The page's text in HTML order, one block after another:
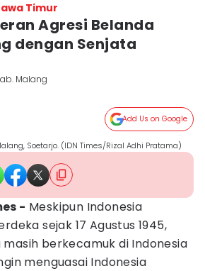
Timur
Agresi Belanda
dengan Senjata
Malang
Add Us on Google
Soetarjo. (IDN Times/Rizal Adhi Pratama)
- Meskipun Indonesia
sejak 17 Agustus 1945,
berkecamuk di Indonesia
menguasai Indonesia